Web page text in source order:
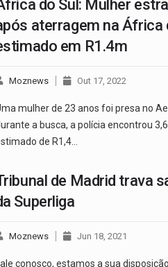
do Sul: Mulher
aterragem na África
em R1.4m
Moznews Out 17, 2022
mulher de 23 anos foi presa no
a busca, a polícia encontrou
de R1,4…
de Madrid trava
Superliga
Moznews Jun 18, 2021
conosco, estamos a sua